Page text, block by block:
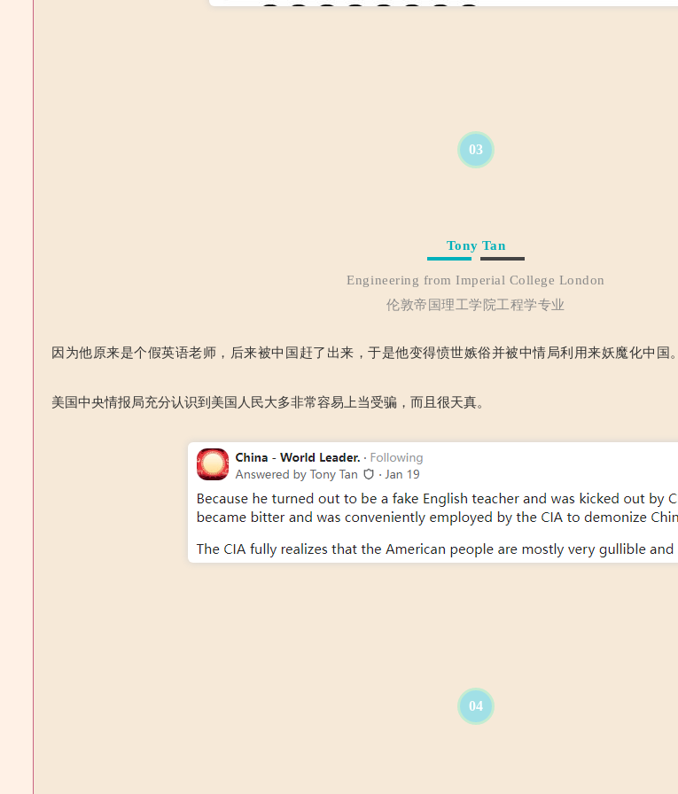
03
Tony Tan
Engineering from Imperial College London
伦敦帝国理工学院工程学专业
因为他原来是个假英语老师，后来被中国赶了出来，于是他变得愤世嫉俗并被中情局利用来妖魔化中国。
美国中央情报局充分认识到美国人民大多非常容易上当受骗，而且很天真。
04